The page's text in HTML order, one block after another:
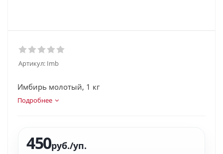
Артикул: Imb
Имбирь молотый, 1 кг
Подробнее
450руб./уп.